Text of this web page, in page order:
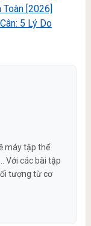
[2026]
5 Lý Do
máy tập thể
Với các bài tập
tượng từ cơ